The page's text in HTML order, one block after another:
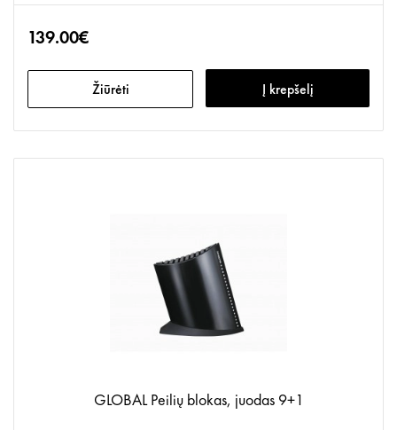
139.00€
Žiūrėti Į krepšelį
GLOBAL Peilių blokas, juodas 9+1